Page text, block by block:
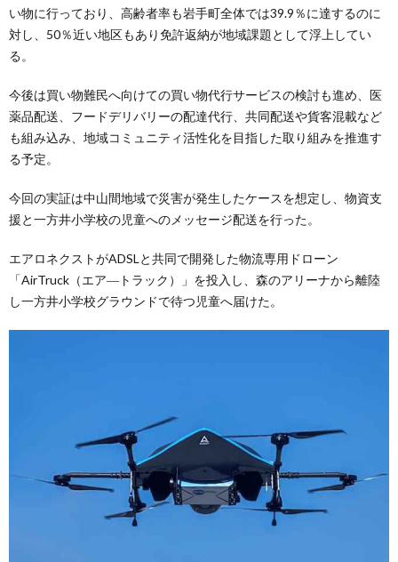
い物に行っており、高齢者率も岩手町全体では39.9％に達するのに
対し、50％近い地区もあり免許返納が地域課題として浮上してい
る。
今後は買い物難民へ向けての買い物代行サービスの検討も進め、医
薬品配送、フードデリバリーの配達代行、共同配送や貨客混載など
も組み込み、地域コミュニティ活性化を目指した取り組みを推進す
る予定。
今回の実証は中山間地域で災害が発生したケースを想定し、物資支
援と一方井小学校の児童へのメッセージ配送を行った。
エアロネクストがADSLと共同で開発した物流専用ドローン
「AirTruck（エア―トラック）」を投入し、森のアリーナから離陸
し一方井小学校グラウンドで待つ児童へ届けた。